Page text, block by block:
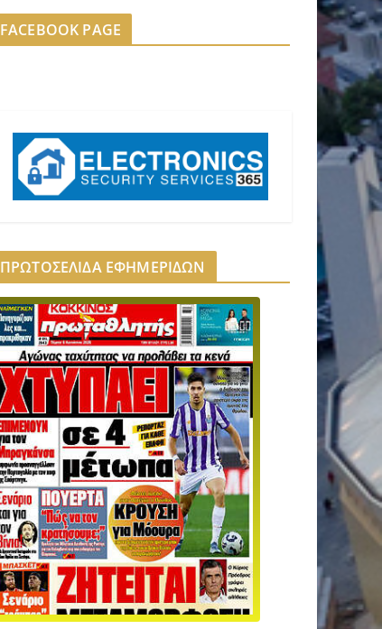
FACEBOOK PAGE
ΠΡΩΤΟΣΕΛΙΔΑ ΕΦΗΜΕΡΙΔΩΝ